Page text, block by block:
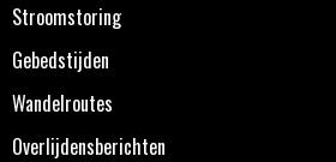
Stroomstoring
Gebedstijden
Wandelroutes
Overlijdensberichten